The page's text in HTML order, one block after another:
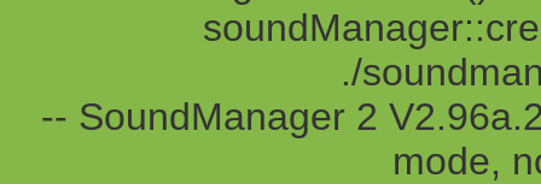
./
-- SoundManager 2
mode,